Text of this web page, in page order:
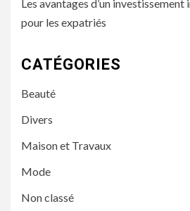
Les avantages d’un
pour les expatriés
CATÉGORIES
Beauté
Divers
Maison et Travaux
Mode
Non classé